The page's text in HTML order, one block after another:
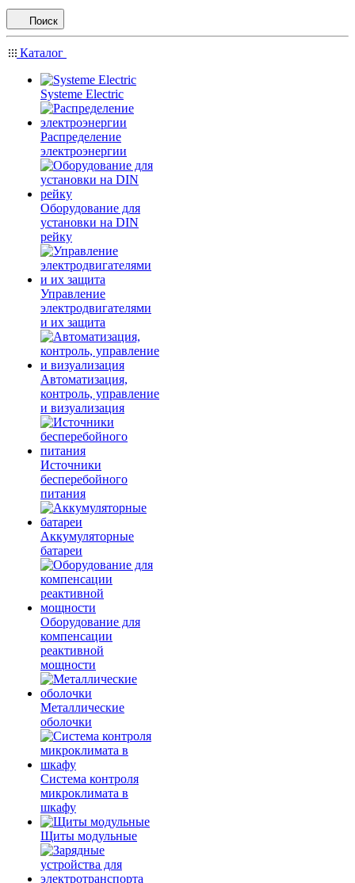
Поиск
Каталог
Systeme Electric
Распределение
электроэнергии
Оборудование для
установки на DIN
рейку
Управление
электродвигателями
и их защита
Автоматизация,
контроль, управление
и визуализация
Источники
бесперебойного
питания
Аккумуляторные
батареи
Оборудование для
компенсации
реактивной
мощности
Металлические
оболочки
Система контроля
микроклимата в
шкафу
Щиты модульные